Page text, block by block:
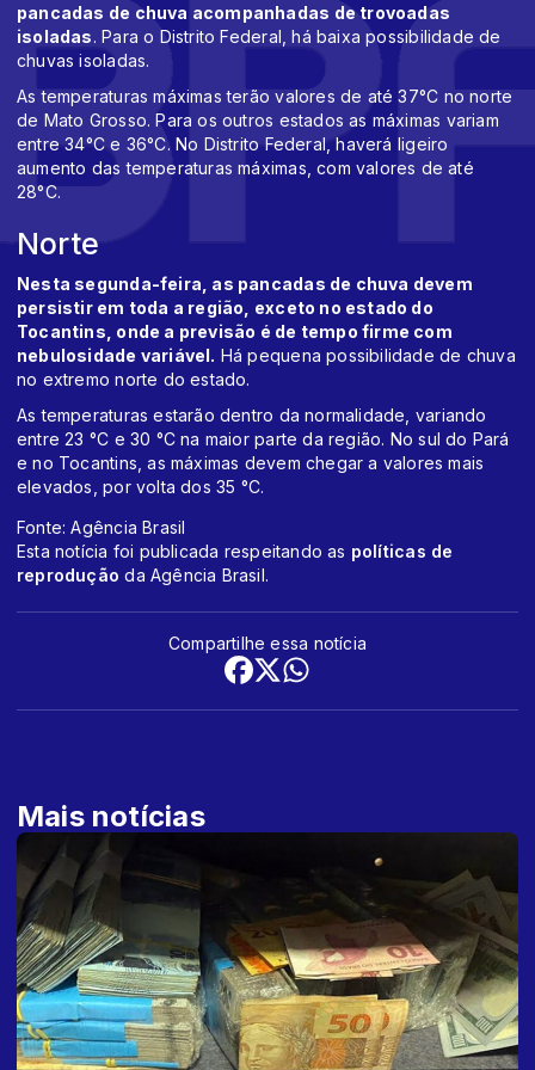
pancadas de chuva acompanhadas de trovoadas
isoladas. Para o Distrito Federal, há baixa possibilidade de
chuvas isoladas.
As temperaturas máximas terão valores de até 37°C no norte
de Mato Grosso. Para os outros estados as máximas variam
entre 34°C e 36°C. No Distrito Federal, haverá ligeiro
aumento das temperaturas máximas, com valores de até
28°C.
Norte
Nesta segunda-feira, as pancadas de chuva devem
persistir em toda a região, exceto no estado do
Tocantins, onde a previsão é de tempo firme com
nebulosidade variável. Há pequena possibilidade de chuva
no extremo norte do estado.
As temperaturas estarão dentro da normalidade, variando
entre 23 °C e 30 °C na maior parte da região. No sul do Pará
e no Tocantins, as máximas devem chegar a valores mais
elevados, por volta dos 35 °C.
Fonte: Agência Brasil
Esta notícia foi publicada respeitando as políticas de
reprodução da Agência Brasil.
Compartilhe essa notícia
Mais notícias